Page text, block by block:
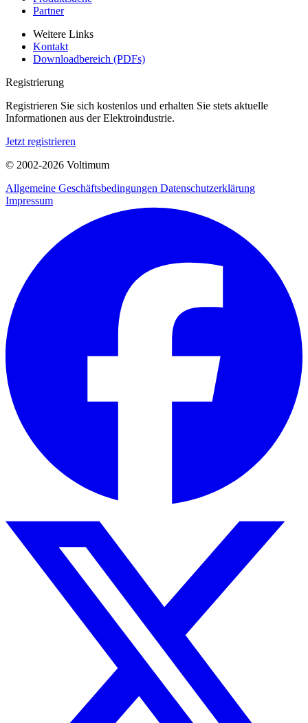
Partner
Weitere Links
Kontakt
Downloadbereich (PDFs)
Registrierung
Registrieren Sie sich kostenlos und erhalten Sie stets aktuelle
Informationen aus der Elektroindustrie.
Jetzt registrieren
© 2002-2026 Voltimum
Allgemeine Geschäftsbedingungen Datenschutzerklärung
Impressum